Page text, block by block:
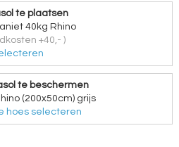
te plaatsen
40kg Rhino
+40,- )
te beschermen
(200x50cm) grijs
hoes selecteren